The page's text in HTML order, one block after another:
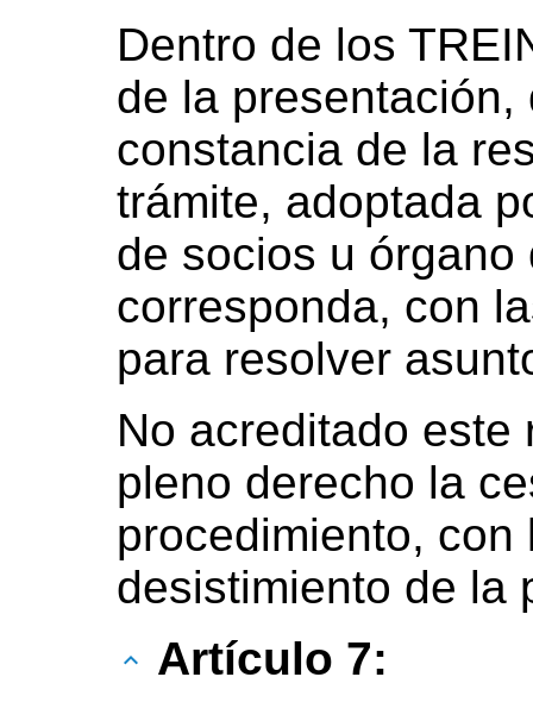
Dentro de los
de la
constancia de la
trámite, adoptada
de socios u
corresponda, con
para resolver
No acreditado este
pleno derecho la
procedimiento, con
desistimiento de la
Artículo 7: